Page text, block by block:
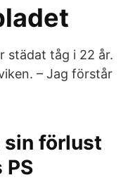
städat tåg i 22 år.
– Jag förstår
sin förlust
PS